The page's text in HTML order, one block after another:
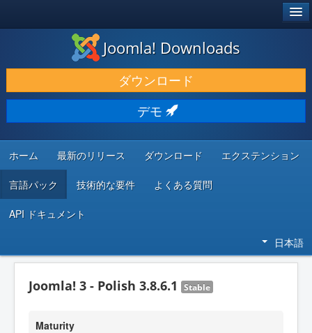
ダウンロードと機能拡張
発見と学び
コミュニティとサポート
開発者向けリソース
Joomla! Downloads
ダウンロード
デモ
ホーム 最新のリリース ダウンロード エクステンション
言語パック 技術的な要件 よくある質問
API ドキュメント
日本語
Joomla! 3 - Polish 3.8.6.1 Stable
Maturity